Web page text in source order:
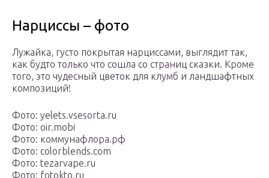
Нарциссы – фото
Лужайка, густо покрытая нарциссами, выглядит так,
как будто только что сошла со страниц сказки. Кроме
того, это чудесный цветок для клумб и ландшафтных
композиций!
Фото: yelets.vsesorta.ru
Фото: oir.mobi
Фото: коммунафлора.рф
Фото: colorblends.com
Фото: tezarvape.ru
Фото: fotokto.ru